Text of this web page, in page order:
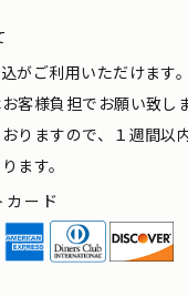
がご利用いただけます。
客様負担でお願い致し
りますので、１週間以
ます。
ード